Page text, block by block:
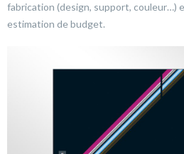
fabrication (design, support, couleur…)
estimation de budget.